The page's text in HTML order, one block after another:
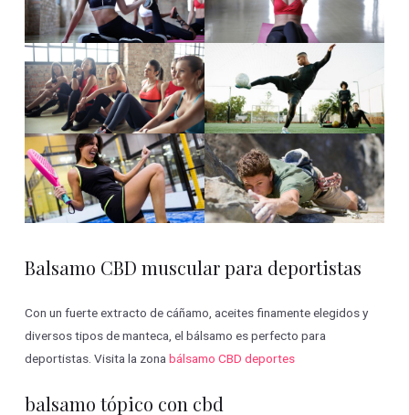
Balsamo CBD muscular para deportistas
Con un fuerte extracto de cáñamo, aceites finamente elegidos y
diversos tipos de manteca, el bálsamo es perfecto para
deportistas. Visita la zonabálsamo CBD deportes
balsamo tópico con cbd